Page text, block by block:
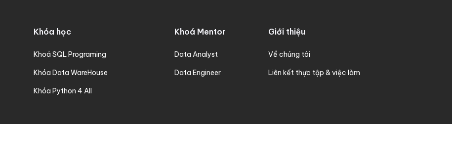
Khóa học
Khoá SQL Programing
Khóa Data WareHouse
Khóa Python 4 All
Khoá Mentor
Data Analyst
Data Engineer
Giới thiệu
Về chúng tôi
Liên kết thực tập & việc làm